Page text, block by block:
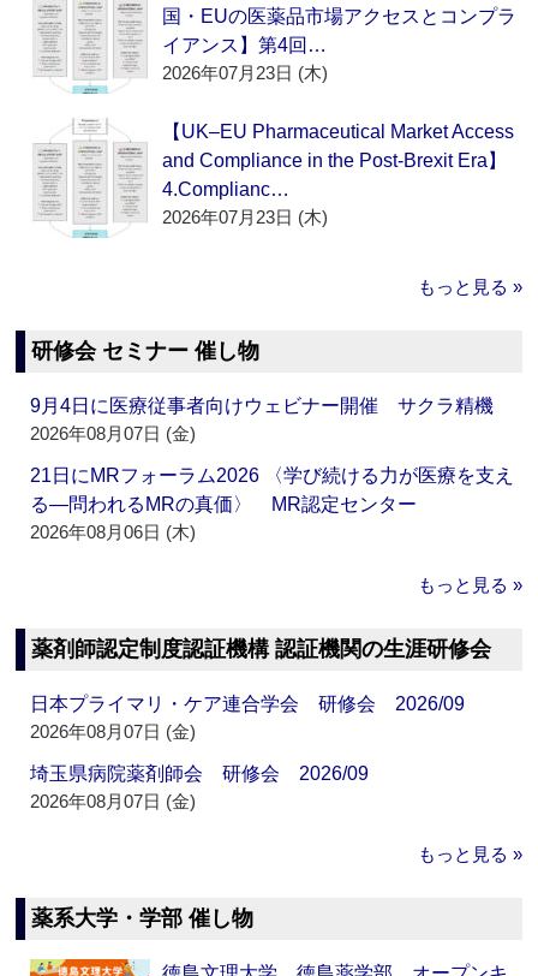
国・EUの医薬品市場アクセスとコンプラ
イアンス】第4回…
2026年07月23日 (木)
【UK–EU Pharmaceutical Market Access
and Compliance in the Post-Brexit Era】
4.Complianc…
2026年07月23日 (木)
もっと見る »
研修会 セミナー 催し物
9月4日に医療従事者向けウェビナー開催 サクラ精機
2026年08月07日 (金)
21日にMRフォーラム2026 〈学び続ける力が医療を支え
る―問われるMRの真価〉 MR認定センター
2026年08月06日 (木)
もっと見る »
薬剤師認定制度認証機構 認証機関の生涯研修会
日本プライマリ・ケア連合学会 研修会 2026/09
2026年08月07日 (金)
埼玉県病院薬剤師会 研修会 2026/09
2026年08月07日 (金)
もっと見る »
薬系大学・学部 催し物